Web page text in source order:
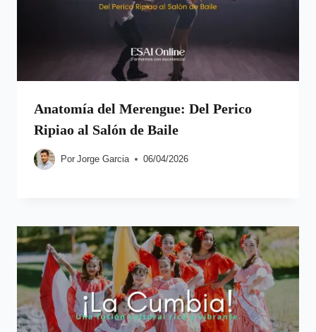
Anatomía del Merengue: Del Perico
Ripiao al Salón de Baile
Por Jorge Garcia 06/04/2026